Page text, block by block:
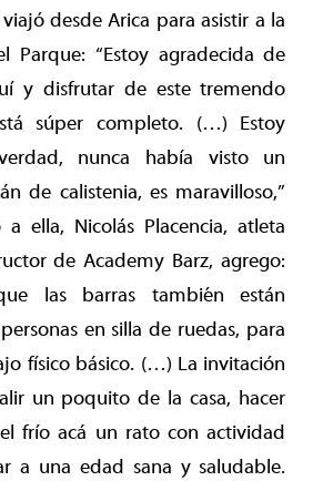
desde Arica para asistir a la
Parque: “Estoy agradecida de
y disfrutar de este tremendo
súper completo. (…) Estoy
nunca había visto un
de calistenia, es maravilloso,”
ella, Nicolás Placencia, atleta
de Academy Barz, agrego:
las barras también están
en silla de ruedas, para
físico básico. (…) La invitación
un poquito de la casa, hacer
frío acá un rato con actividad
a una edad sana y saludable.